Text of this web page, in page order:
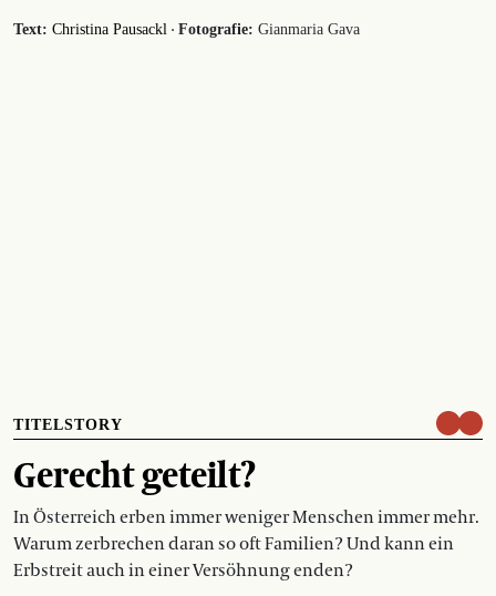
Text: Christina Pausackl · Fotografie: Gianmaria Gava
TITELSTORY
Gerecht geteilt?
In Österreich erben immer weniger Menschen immer mehr.
Warum zerbrechen daran so oft Familien? Und kann ein
Erbstreit auch in einer Versöhnung enden?